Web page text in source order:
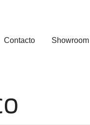
Contacto Showroom